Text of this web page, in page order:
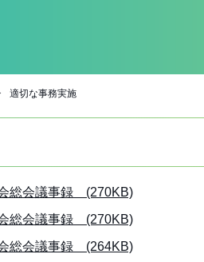
適切な事務実施
総会議事録 (270KB)
総会議事録 (270KB)
総会議事録 (264KB)